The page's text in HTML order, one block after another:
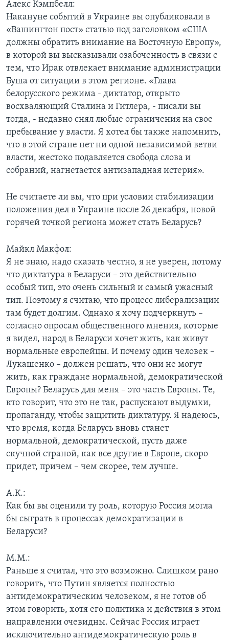
Языки
Алекс Кэмпбелл:
Накануне событий в Украине вы опубликовали в
«Вашингтон пост» статью под заголовком «США
должны обратить внимание на Восточную Европу»,
в которой вы высказывали озабоченность в связи с
тем, что Ирак отвлекает внимание администрации
Буша от ситуации в этом регионе. «Глава
белорусского режима - диктатор, открыто
восхваляющий Сталина и Гитлера, - писали вы
тогда, - недавно снял любые ограничения на свое
пребывание у власти. Я хотел бы также напомнить,
что в этой стране нет ни одной независимой ветви
власти, жестоко подавляется свобода слова и
собраний, нагнетается антизападная истерия».
Не считаете ли вы, что при условии стабилизации
положения дел в Украине после 26 декабря, новой
горячей точкой региона может стать Беларусь?
Майкл Макфол:
Я не знаю, надо сказать честно, я не уверен, потому
что диктатура в Беларуси – это действительно
особый тип, это очень сильный и самый ужасный
тип. Поэтому я считаю, что процесс либерализации
там будет долгим. Однако я хочу подчеркнуть –
согласно опросам общественного мнения, которые
я видел, народ в Беларуси хочет жить, как живут
нормальные европейцы. И почему один человек –
Лукашенко – должен решать, что они не могут
жить, как граждане нормальной, демократической
Европы? Беларусь для меня – это часть Европы. Те,
кто говорит, что это не так, распускают выдумки,
пропаганду, чтобы защитить диктатуру. Я надеюсь,
что время, когда Беларусь вновь станет
нормальной, демократической, пусть даже
скучной страной, как все другие в Европе, скоро
придет, причем – чем скорее, тем лучше.
А.К.:
Как бы вы оценили ту роль, которую Россия могла
бы сыграть в процессах демократизации в
Беларуси?
М.М.:
Раньше я считал, что это возможно. Слишком рано
говорить, что Путин является полностью
антидемократическим человеком, я не готов об
этом говорить, хотя его политика и действия в этом
направлении очевидны. Сейчас Россия играет
исключительно антидемократическую роль в